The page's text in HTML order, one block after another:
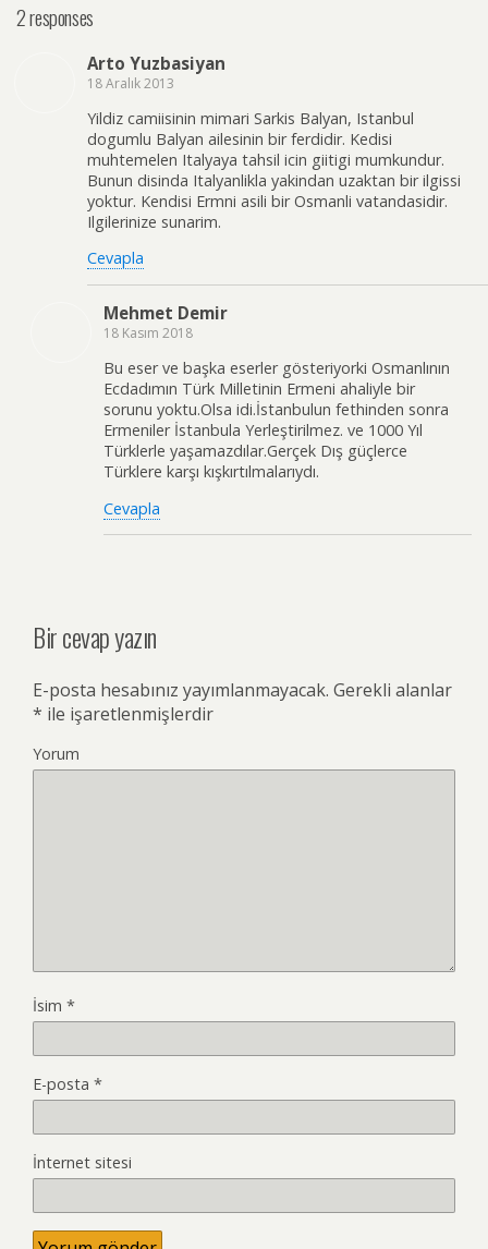
2 responses
Arto Yuzbasiyan
18 Aralık 2013
Yildiz camiisinin mimari Sarkis Balyan, Istanbul
dogumlu Balyan ailesinin bir ferdidir. Kedisi
muhtemelen Italyaya tahsil icin giitigi mumkundur.
Bunun disinda Italyanlikla yakindan uzaktan bir ilgissi
yoktur. Kendisi Ermni asili bir Osmanli vatandasidir.
Ilgilerinize sunarim.
Cevapla
Mehmet Demir
18 Kasım 2018
Bu eser ve başka eserler gösteriyorki Osmanlının
Ecdadımın Türk Milletinin Ermeni ahaliyle bir
sorunu yoktu.Olsa idi.İstanbulun fethinden sonra
Ermeniler İstanbula Yerleştirilmez. ve 1000 Yıl
Türklerle yaşamazdılar.Gerçek Dış güçlerce
Türklere karşı kışkırtılmalarıydı.
Cevapla
Bir cevap yazın
E-posta hesabınız yayımlanmayacak. Gerekli alanlar
* ile işaretlenmişlerdir
Yorum
İsim *
E-posta *
İnternet sitesi